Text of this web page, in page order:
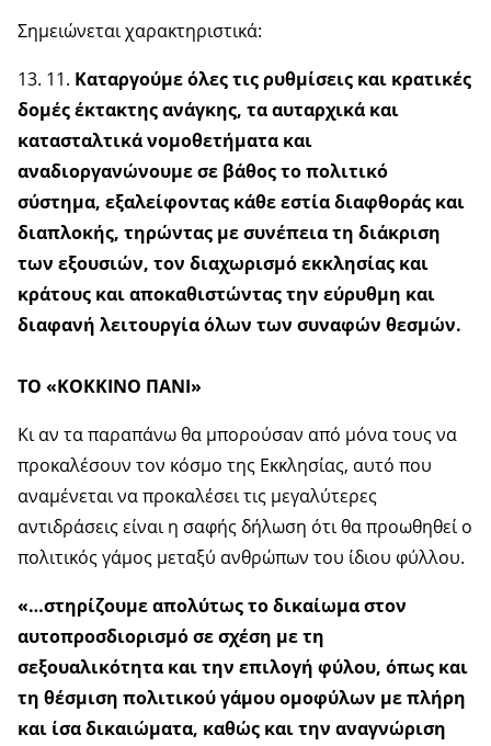
Σημειώνεται χαρακτηριστικά:
13. 11. Καταργούμε όλες τις ρυθμίσεις και κρατικές
δομές έκτακτης ανάγκης, τα αυταρχικά και
κατασταλτικά νομοθετήματα και
αναδιοργανώνουμε σε βάθος το πολιτικό
σύστημα, εξαλείφοντας κάθε εστία διαφθοράς και
διαπλοκής, τηρώντας με συνέπεια τη διάκριση
των εξουσιών, τον διαχωρισμό εκκλησίας και
κράτους και αποκαθιστώντας την εύρυθμη και
διαφανή λειτουργία όλων των συναφών θεσμών.
ΤΟ «ΚΟΚΚΙΝΟ ΠΑΝΙ»
Κι αν τα παραπάνω θα μπορούσαν από μόνα τους να
προκαλέσουν τον κόσμο της Εκκλησίας, αυτό που
αναμένεται να προκαλέσει τις μεγαλύτερες
αντιδράσεις είναι η σαφής δήλωση ότι θα προωθηθεί ο
πολιτικός γάμος μεταξύ ανθρώπων του ίδιου φύλλου.
«…στηρίζουμε απολύτως το δικαίωμα στον
αυτοπροσδιορισμό σε σχέση με τη
σεξουαλικότητα και την επιλογή φύλου, όπως και
τη θέσμιση πολιτικού γάμου ομοφύλων με πλήρη
και ίσα δικαιώματα, καθώς και την αναγνώριση